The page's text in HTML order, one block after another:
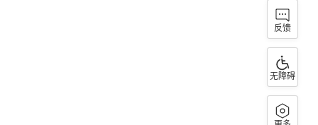
反馈
无障碍